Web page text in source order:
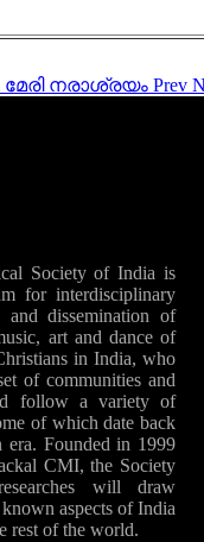
മേരി നരാശ്രയം Prev
Society of India is
for interdisciplinary
and dissemination of
art and dance of
in India, who
of communities and
follow a variety of
of which date back
era. Founded in 1999
CMI, the Society
will draw
aspects of India
rest of the world.